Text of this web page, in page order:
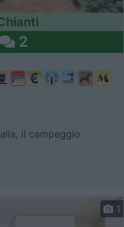
2
il campeggio
1